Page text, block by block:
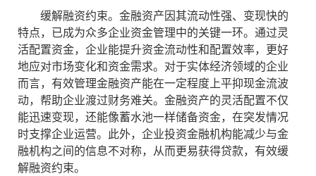
缓解融资约束。金融资产因其流动性强、变现快的
特点，已成为众多企业资金管理中的关键一环。通过灵
活配置资金，企业能提升资金流动性和配置效率，更好
地应对市场变化和资金需求。对于实体经济领域的企业
而言，有效管理金融资产能在一定程度上平抑现金流波
动，帮助企业渡过财务难关。金融资产的灵活配置不仅
能迅速变现，还能像蓄水池一样储备资金，在突发情况
时支撑企业运营。此外，企业投资金融机构能减少与金
融机构之间的信息不对称，从而更易获得贷款，有效缓
解融资约束。